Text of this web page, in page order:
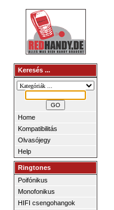
Keresés ...
Home
Kompatibilitás
Olvasójegy
Help
Ringtones
Poifónikus
Monofonikus
HIFI csengohangok